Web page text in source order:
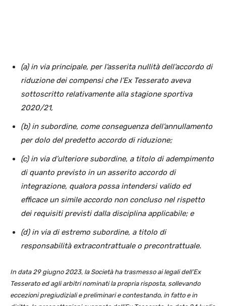
(a) in via principale, per l’asserita nullità dell’accordo di
riduzione dei compensi che l’Ex Tesserato aveva
sottoscritto relativamente alla stagione sportiva
2020/21,
(b) in subordine, come conseguenza dell’annullamento
per dolo del predetto accordo di riduzione;
(c) in via d’ulteriore subordine, a titolo di adempimento
di quanto previsto in un asserito accordo di
integrazione, qualora possa intendersi valido ed
efficace un simile accordo non concluso nel rispetto
dei requisiti previsti dalla disciplina applicabile; e
(d) in via di estremo subordine, a titolo di
responsabilità extracontrattuale o precontrattuale.
In data 29 giugno 2023, la Società ha trasmesso ai legali dell’Ex
Tesserato ed agli arbitri nominati la propria risposta, sollevando
eccezioni pregiudiziali e preliminari e contestando, in fatto e in